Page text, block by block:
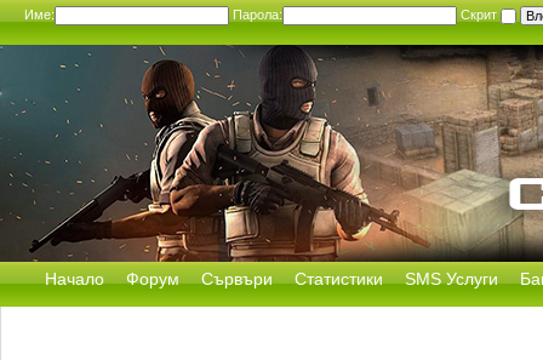
Име: Парола: Скрит
Начало Форум Сървъри Статистики SMS Услуги